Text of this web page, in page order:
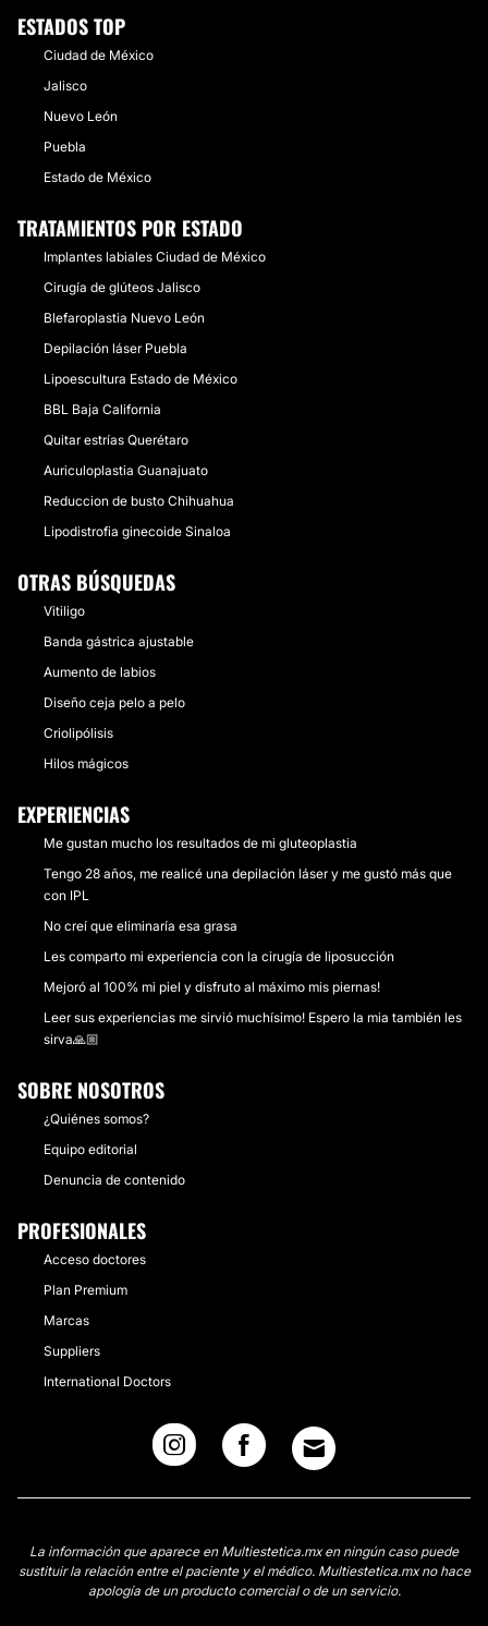
ESTADOS TOP
Ciudad de México
Jalisco
Nuevo León
Puebla
Estado de México
TRATAMIENTOS POR ESTADO
Implantes labiales Ciudad de México
Cirugía de glúteos Jalisco
Blefaroplastia Nuevo León
Depilación láser Puebla
Lipoescultura Estado de México
BBL Baja California
Quitar estrías Querétaro
Auriculoplastia Guanajuato
Reduccion de busto Chihuahua
Lipodistrofia ginecoide Sinaloa
OTRAS BÚSQUEDAS
Vitiligo
Banda gástrica ajustable
Aumento de labios
Diseño ceja pelo a pelo
Criolipólisis
Hilos mágicos
EXPERIENCIAS
Me gustan mucho los resultados de mi gluteoplastia
Tengo 28 años, me realicé una depilación láser y me gustó más que
con IPL
No creí que eliminaría esa grasa
Les comparto mi experiencia con la cirugía de liposucción
Mejoró al 100% mi piel y disfruto al máximo mis piernas!
Leer sus experiencias me sirvió muchísimo! Espero la mia también les
sirva🙏🏼
SOBRE NOSOTROS
¿Quiénes somos?
Equipo editorial
Denuncia de contenido
PROFESIONALES
Acceso doctores
Plan Premium
Marcas
Suppliers
International Doctors
La información que aparece en Multiestetica.mx en ningún caso puede
sustituir la relación entre el paciente y el médico. Multiestetica.mx no hace
apología de un producto comercial o de un servicio.